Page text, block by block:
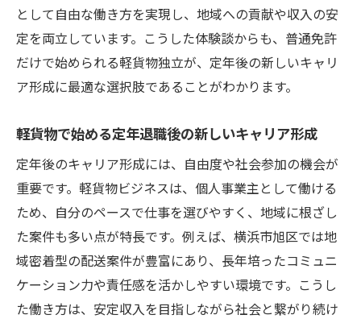
として自由な働き方を実現し、地域への貢献や収入の安
定を両立しています。こうした体験談からも、普通免許
だけで始められる軽貨物独立が、定年後の新しいキャリ
ア形成に最適な選択肢であることがわかります。
軽貨物で始める定年退職後の新しいキャリア形成
定年後のキャリア形成には、自由度や社会参加の機会が
重要です。軽貨物ビジネスは、個人事業主として働ける
ため、自分のペースで仕事を選びやすく、地域に根ざし
た案件も多い点が特長です。例えば、横浜市旭区では地
域密着型の配送案件が豊富にあり、長年培ったコミュニ
ケーション力や責任感を活かしやすい環境です。こうし
た働き方は、安定収入を目指しながら社会と繋がり続け